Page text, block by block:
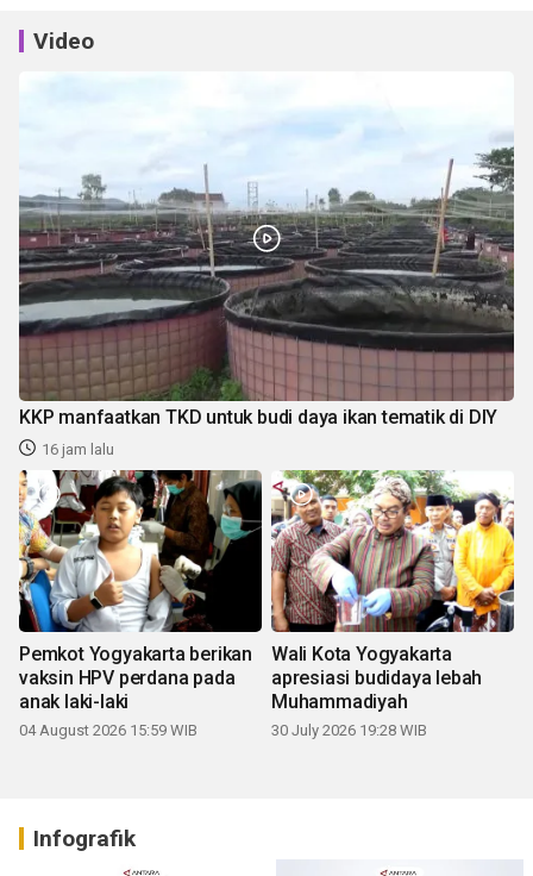
Video
KKP manfaatkan TKD untuk budi daya ikan tematik di DIY
16 jam lalu
Pemkot Yogyakarta berikan
vaksin HPV perdana pada
anak laki-laki
04 August 2026 15:59 WIB
Wali Kota Yogyakarta
apresiasi budidaya lebah
Muhammadiyah
30 July 2026 19:28 WIB
Infografik